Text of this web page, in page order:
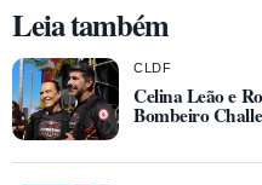
Leia também
CLDF
Celina Leão e
Bombeiro